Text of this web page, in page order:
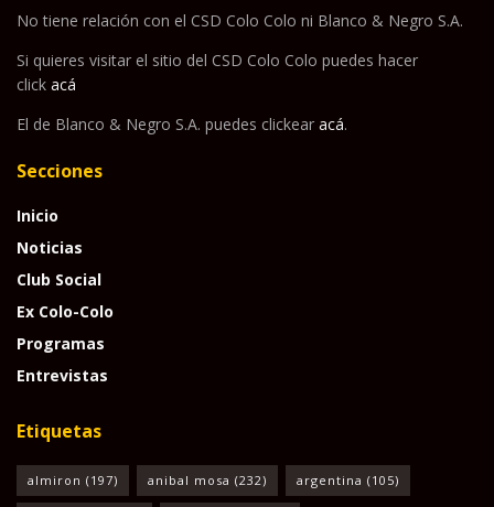
No tiene relación con el CSD Colo Colo ni Blanco & Negro S.A.
Si quieres visitar el sitio del CSD Colo Colo puedes hacer
click acá
El de Blanco & Negro S.A. puedes clickear acá.
Secciones
Inicio
Noticias
Club Social
Ex Colo-Colo
Programas
Entrevistas
Etiquetas
almiron (197) anibal mosa (232) argentina (105)